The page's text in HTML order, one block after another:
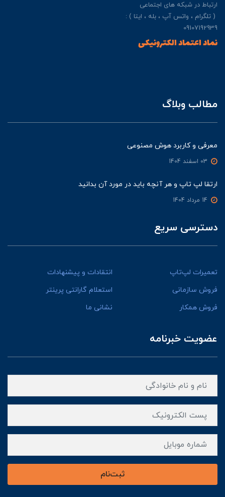
ارتباط در شبکه های اجتماعی
( تلگرام ، واتس آپ ، بله ، ایتا ) :
09107192939
نماد اعتماد الکترونیکی
مطالب وبلاگ
معرفی و کاربرد هوش مصنوعی
ارتقا لپ تاپ و هر آنچه باید در مورد آن بدانید
دسترسی سریع
تعمیرات لپ‌تاپ
انتقادات و پیشنهادات
فروش سازمانی
استعلام گارانتی پرینتر
فروش همکار
نشانی ما
عضویت خبرنامه
ثبت‌نام